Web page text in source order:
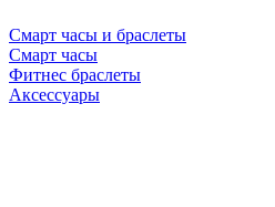
Смарт часы и браслеты
Смарт часы
Фитнес браслеты
Аксессуары